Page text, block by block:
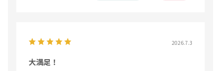
2026.7.3
大満足！